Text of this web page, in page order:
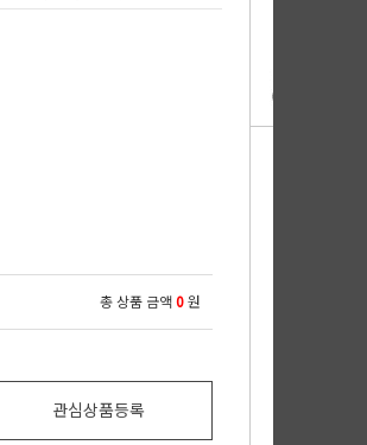
총 상품 금액 0 원
관심상품등록